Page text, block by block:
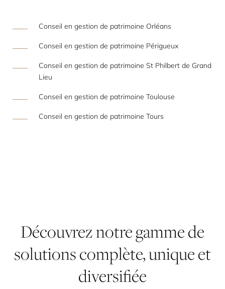
Conseil en gestion de patrimoine Orléans
Conseil en gestion de patrimoine Périgueux
Conseil en gestion de patrimoine St Philbert de Grand
Lieu
Conseil en gestion de patrimoine Toulouse
Conseil en gestion de patrimoine Tours
Découvreznotregammede
solutionscomplète,uniqueet
diversifiée